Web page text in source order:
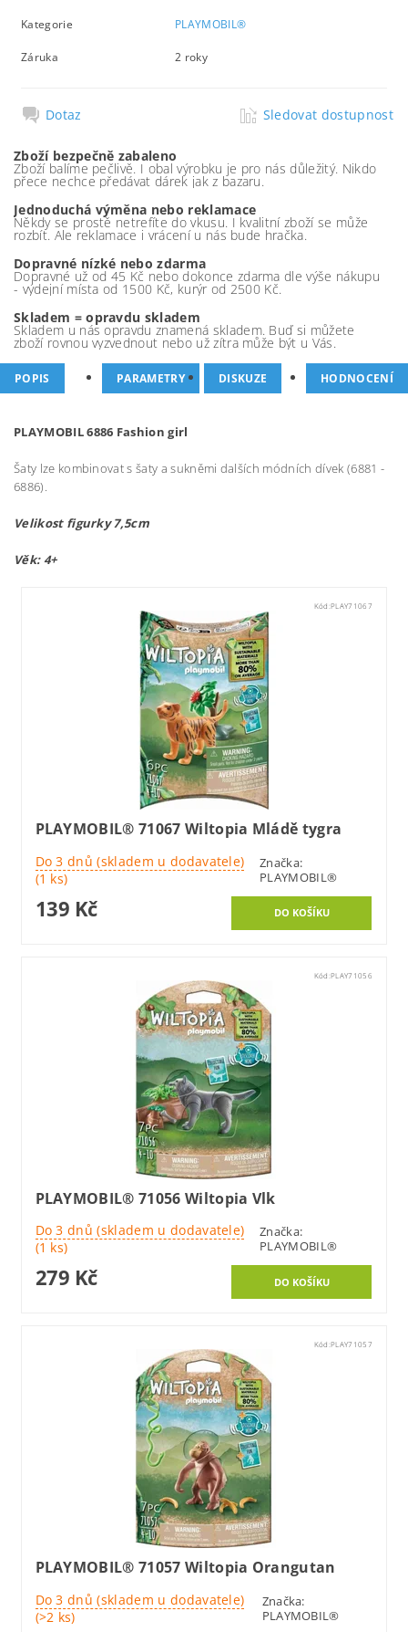
Kategorie PLAYMOBIL®
Záruka 2 roky
Dotaz Sledovat dostupnost
Zboží bezpečně zabaleno
Zboží balíme pečlivě. I obal výrobku je pro nás důležitý. Nikdo
přece nechce předávat dárek jak z bazaru.
Jednoduchá výměna nebo reklamace
Někdy se prostě netrefíte do vkusu. I kvalitní zboží se může
rozbít. Ale reklamace i vrácení u nás bude hračka.
Dopravné nízké nebo zdarma
Dopravné už od 45 Kč nebo dokonce zdarma dle výše nákupu
- výdejní místa od 1500 Kč, kurýr od 2500 Kč.
Skladem = opravdu skladem
Skladem u nás opravdu znamená skladem. Buď si můžete
zboží rovnou vyzvednout nebo už zítra může být u Vás.
POPIS PARAMETRY DISKUZE HODNOCENÍ
PLAYMOBIL 6886 Fashion girl
Šaty lze kombinovat s šaty a sukněmi dalších módních dívek (6881 -
6886).
Velikost figurky 7,5cm
Věk: 4+
Kód:PLAY71067
PLAYMOBIL® 71067 Wiltopia Mládě tygra
Do 3 dnů (skladem u dodavatele)
(1 ks)
Značka:
PLAYMOBIL®
139 Kč
Kód:PLAY71056
PLAYMOBIL® 71056 Wiltopia Vlk
Do 3 dnů (skladem u dodavatele)
(1 ks)
Značka:
PLAYMOBIL®
279 Kč
Kód:PLAY71057
PLAYMOBIL® 71057 Wiltopia Orangutan
Do 3 dnů (skladem u dodavatele)
(>2 ks)
Značka:
PLAYMOBIL®